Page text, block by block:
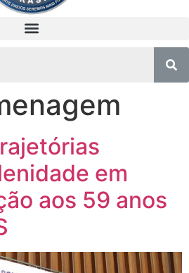
em
aos 59 anos